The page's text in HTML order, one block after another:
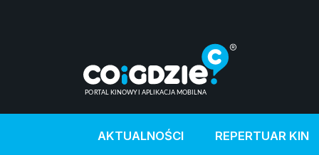
AKTUALNOŚCI REPERTUAR KIN